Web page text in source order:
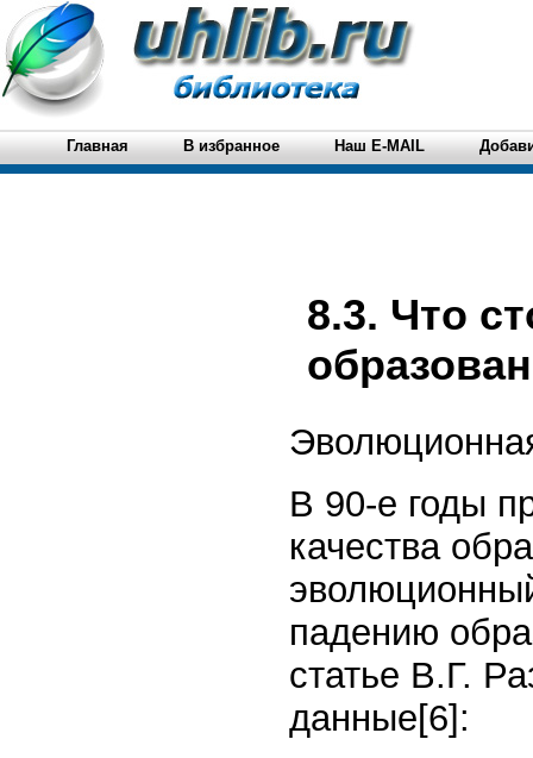
Главная В избранное Наш E-MAIL
8.3. Что
В 90-е годы
качества
падению
статье В.Г.
данные[6]: